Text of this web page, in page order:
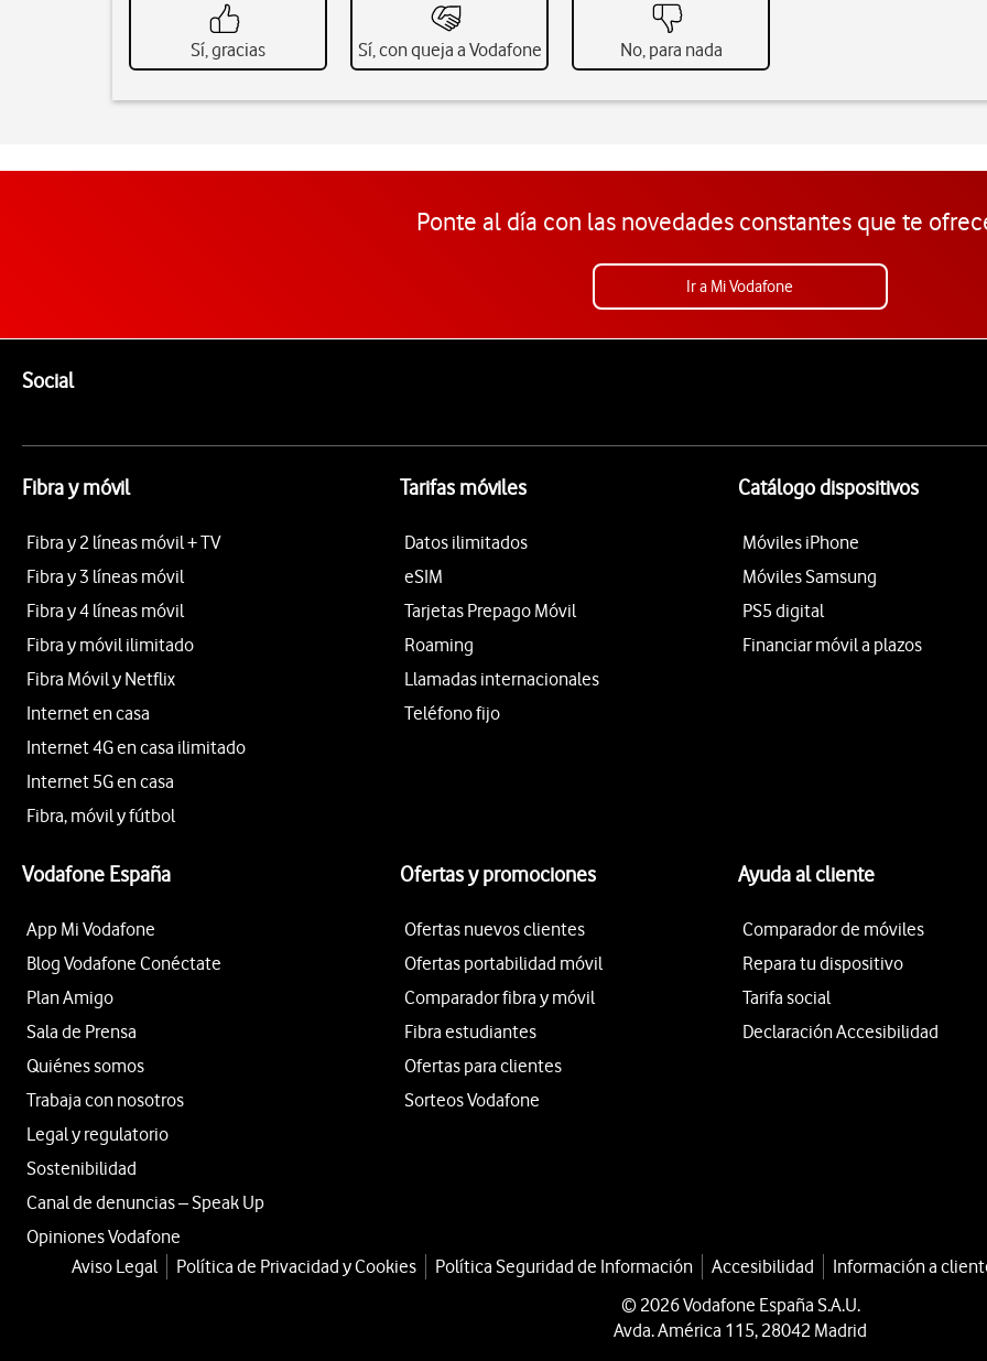
Sí, gracias Sí, con queja a Vodafone No, para nada
Ponte al día con las novedades constantes que te
Ir a Mi Vodafone
SocialEnlaces a las redes sociales de Vodafone
Fibra y móvil
Fibra y 2 líneas móvil + TV
Fibra y 3 líneas móvil
Fibra y 4 líneas móvil
Fibra y móvil ilimitado
Fibra Móvil y Netflix
Internet en casa
Internet 4G en casa ilimitado
Internet 5G en casa
Fibra, móvil y fútbol
Tarifas móviles
Datos ilimitados
eSIM
Tarjetas Prepago Móvil
Roaming
Llamadas internacionales
Teléfono fijo
Catálogo dispositivos
Móviles iPhone
Móviles Samsung
PS5 digital
Financiar móvil a plazos
Vodafone España
App Mi Vodafone
Blog Vodafone Conéctate
Plan Amigo
Sala de Prensa
Quiénes somos
Trabaja con nosotros
Legal y regulatorio
Sostenibilidad
Canal de denuncias – Speak Up
Opiniones Vodafone
Ofertas y promociones
Ofertas nuevos clientes
Ofertas portabilidad móvil
Comparador fibra y móvil
Fibra estudiantes
Ofertas para clientes
Sorteos Vodafone
Ayuda al cliente
Comparador de móviles
Repara tu dispositivo
Tarifa social
Declaración Accesibilidad
Aviso Legal Política de Privacidad y Cookies Política Seguridad de Información Accesibilidad Información a
© 2026 Vodafone España S.A.U.
Avda. América 115, 28042 Madrid